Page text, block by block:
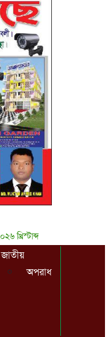
খ্রিস্টাব্দ
জাতীয়
অপরাধ